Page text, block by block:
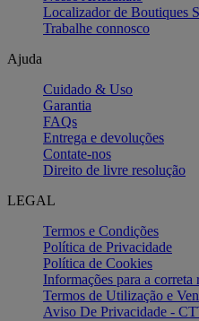
Localizador de Boutiques
Trabalhe connosco
Ajuda
Cuidado & Uso
Garantia
FAQs
Entrega e devoluções
Contate-nos
Direito de livre resolução
LEGAL
Termos e Condições
Política de Privacidade
Política de Cookies
Informações para a correta
Termos de Utilização e
Aviso De Privacidade -